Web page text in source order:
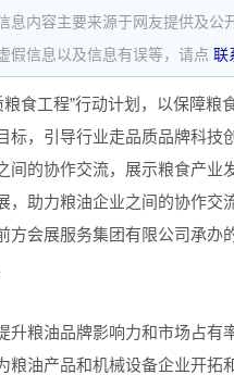
息内容主要来源于网友提供及公
假信息以及信息有误等，请点 联
粮食工程”行动计划，以保障
标，引导行业走品质品牌科技
间的协作交流，展示粮食产业
，助力粮油企业之间的协作
方会展服务集团有限公司承办
升粮油品牌影响力和市场占
粮油产品和机械设备企业开拓